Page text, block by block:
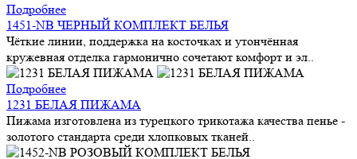
Подробнее
1451-NB ЧЕРНЫЙ КОМПЛЕКТ БЕЛЬЯ
Чёткие линии, поддержка на косточках и утончённая
кружевная отделка гармонично сочетают комфорт и эл..
Подробнее
1231 БЕЛАЯ ПИЖАМА
Пижама изготовлена из турецкого трикотажа качества пенье -
золотого стандарта среди хлопковых тканей..